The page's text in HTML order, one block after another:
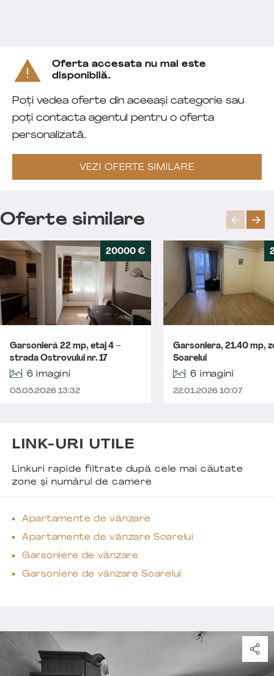
Oferta accesata nu mai este
disponibilă.
Poți vedea oferte din aceeași categorie sau
poți contacta agentul pentru o oferta
personalizată.
VEZI OFERTE SIMILARE
Oferte similare
20000 €
Garsonieră 22 mp, etaj 4 –
strada Ostrovului nr. 17
6 imagini
05.05.2026 13:32
Garsoniera, 21.40 mp,
Soarelui
6 imagini
22.01.2026 10:07
LINK-URI UTILE
Linkuri rapide filtrate după cele mai căutate
zone și numărul de camere
Apartamente de vânzare
Apartamente de vânzare Soarelui
Garsoniere de vânzare
Garsoniere de vânzare Soarelui